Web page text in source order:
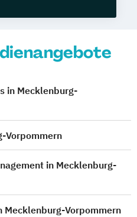
in Mecklenburg-
Vorpommern
in Mecklenburg-
Mecklenburg-Vorpommern